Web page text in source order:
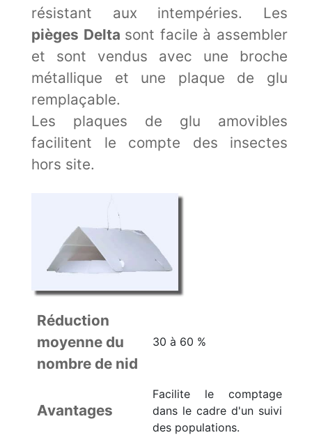
résistant aux intempéries. Les
pièges Delta sont facile à assembler
et sont vendus avec une broche
métallique et une plaque de glu
remplaçable.
Les plaques de glu amovibles
facilitent le compte des insectes
hors site.
Réduction
moyenne du
nombre de nid
30 à 60 %
Avantages
Facilite le comptage
dans le cadre d'un suivi
des populations.